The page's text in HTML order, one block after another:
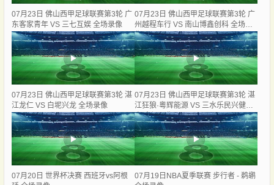
07月23日 佛山西甲足球联赛第3轮 广
东客家青年 VS 三七互娱 全场录像
07月23日 佛山西甲足球联赛第3轮 广
州越程车行 VS 南山博鑫创科 全场录
像
07月23日 佛山西甲足球联赛第3轮 湛
江龙仁 VS 白坭兴龙 全场录像
07月23日 佛山西甲足球联赛第3轮 湛
江狂狼·粵辉能源 VS 三水乐民兴健力
宝 全场录像
07月20日 世界杯决赛 西班牙vs阿根
07月19日NBA夏季联赛 步行者 - 鹈鹕